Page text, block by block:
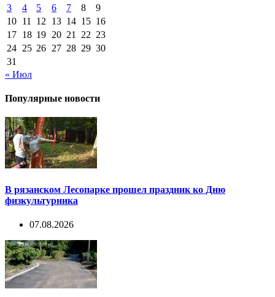
3
4 5 6 7 8
9
10 11 12 13 14 15 16
17 18 19 20 21 22 23
24 25 26 27 28 29 30
31
« Июл
Популярные новости
В рязанском Лесопарке прошел праздник ко Дню
физкультурника
07.08.2026